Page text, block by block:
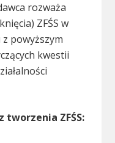
rozważa
ZFŚS w
powyższym
kwestii
tworzenia ZFŚS: